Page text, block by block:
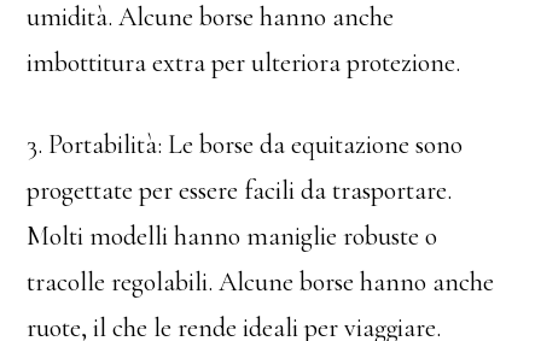
umidità. Alcune borse hanno anche
imbottitura extra per ulteriora protezione.
3. Portabilità: Le borse da equitazione sono
progettate per essere facili da trasportare.
Molti modelli hanno maniglie robuste o
tracolle regolabili. Alcune borse hanno anche
ruote, il che le rende ideali per viaggiare.